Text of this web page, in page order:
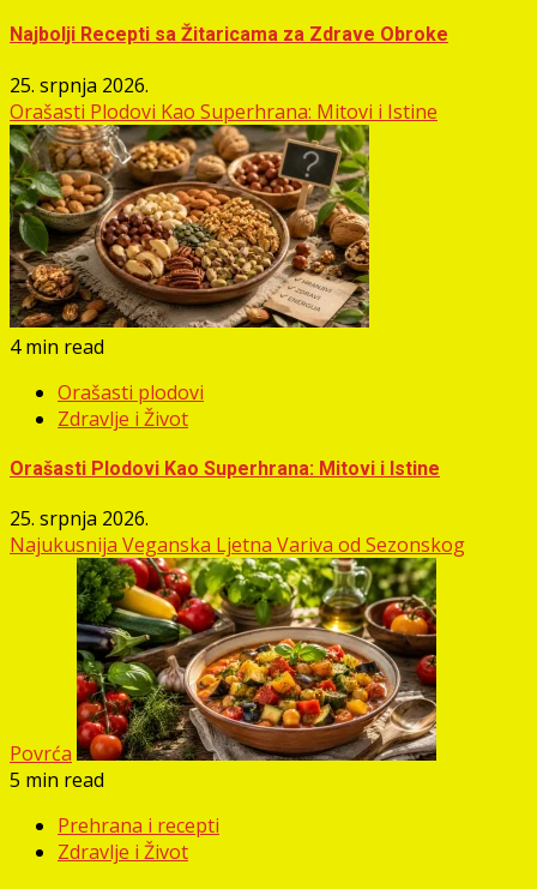
Najbolji Recepti sa Žitaricama za Zdrave Obroke
25. srpnja 2026.
Orašasti Plodovi Kao Superhrana: Mitovi i Istine
4 min read
Orašasti plodovi
Zdravlje i Život
Orašasti Plodovi Kao Superhrana: Mitovi i Istine
25. srpnja 2026.
Najukusnija Veganska Ljetna Variva od Sezonskog
Povrća
5 min read
Prehrana i recepti
Zdravlje i Život